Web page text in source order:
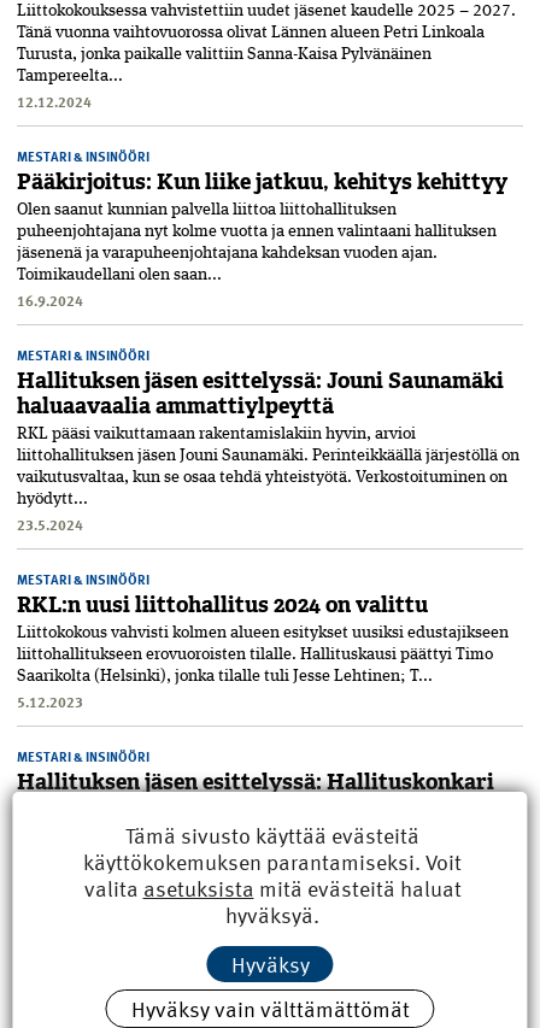
Liittokokouksessa vahvistettiin uudet jäsenet kaudelle 2025 – 2027.
Tänä vuonna vaihtovuorossa olivat Lännen alueen Petri Linkoala
Turusta, jonka paikalle valittiin Sanna-Kaisa Pylvänäinen
Tampereelta...
12.12.2024
MESTARI & INSINÖÖRI
Pääkirjoitus: Kun liike jatkuu, kehitys kehittyy
Olen saanut kunnian palvella liittoa liittohallituksen
puheenjohtajana nyt kolme vuotta ja ennen valintaani hallituksen
jäsenenä ja varapuheenjohtajana kahdeksan vuoden ajan.
Toimikaudellani olen saan...
16.9.2024
MESTARI & INSINÖÖRI
Hallituksen jäsen esittelyssä: Jouni Saunamäki
haluaavaalia ammattiylpeyttä
RKL pääsi vaikuttamaan rakentamislakiin hyvin, arvioi
liittohallituksen jäsen Jouni Saunamäki. Perinteikkäällä järjestöllä on
vaikutusvaltaa, kun se osaa tehdä yhteistyötä. Verkostoituminen on
hyödytt...
23.5.2024
MESTARI & INSINÖÖRI
RKL:n uusi liittohallitus 2024 on valittu
Liittokokous vahvisti kolmen alueen esitykset uusiksi­ edustajikseen
liittohallitukseen ero­vuoroisten tilal­le. Hallituskausi päättyi Timo
Saarikol­ta (Helsinki), jonka tilalle tuli Jesse Lehtinen; T...
5.12.2023
MESTARI & INSINÖÖRI
Hallituksen jäsen esittelyssä: Hallituskonkari
Liiton tuorein kunniajäsen Jarmo Nikkarikoski on varsinainen
yhdistyskonkari. Hän palvelee kolmatta kertaa liittohallituksessa, nyt
Pohjoisen alueen edustajana. Rakennusmestarin ammatti tuli Jarmo
Liittohallituksen valiokunnat 2020
Tämä sivusto käyttää evästeitä
käyttökokemuksen parantamiseksi. Voit
valita asetuksista mitä evästeitä haluat
hyväksyä.
Hyväksy
Hyväksy vain välttämättömät